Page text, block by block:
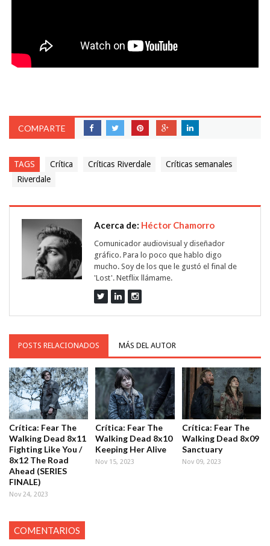
COMPARTE
TAGS Crítica Críticas Riverdale
Críticas semanales
Riverdale
Acerca de: Héctor Chamorro
Comunicador audiovisual y diseñador
gráfico. Para lo poco que hablo digo
mucho. Soy de los que le gustó el final de
'Lost'. Netflix llámame.
POSTS RELACIONADOS MÁS DEL AUTOR
Crítica: Fear The
Walking Dead 8x11
Fighting Like You /
8x12 The Road
Ahead (SERIES
FINALE)
Nov 24, 2023
Crítica: Fear The
Walking Dead 8x10
Keeping Her Alive
Nov 15, 2023
Crítica: Fear The
Walking Dead 8x09
Sanctuary
Nov 09, 2023
COMENTARIOS